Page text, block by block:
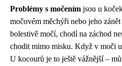
Problémy s močením jsou u
močovém měchýři nebo jeho
bolestivě močí, chodí na záchod
chodit mimo misku. Když v moči
U kocourů je to ještě vážnější –